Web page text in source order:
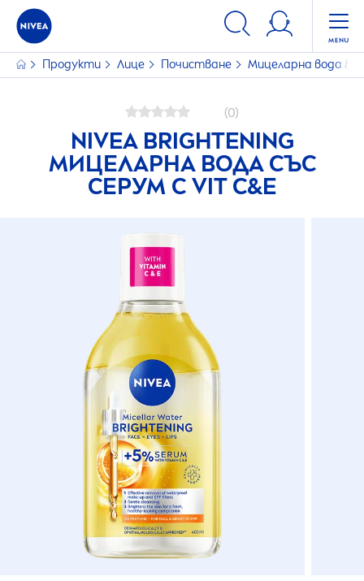
Продукти Лице Почистване Мицеларна вода &
(0)
NIVEABRIGHTENING
МИЦЕЛАРНА ВОДА СЪС
СЕРУМ С VIT C&E